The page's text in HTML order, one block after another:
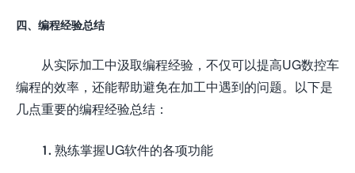
四、编程经验总结
从实际加工中汲取编程经验，不仅可以提高UG数控车
编程的效率，还能帮助避免在加工中遇到的问题。以下是
几点重要的编程经验总结：
1. 熟练掌握UG软件的各项功能